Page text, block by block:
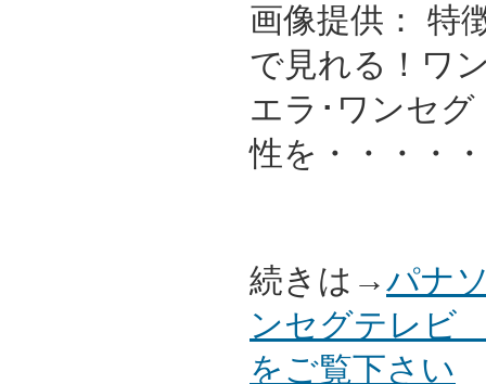
画像提供： 特
で見れる！ワ
エラ･ワンセ
性を・・・・
続きは→パナ
ンセグテレビ
をご覧下さい